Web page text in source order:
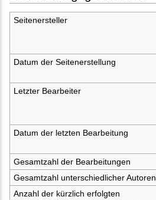
Seitenersteller
Datum der Seitenerstellung
Letzter Bearbeiter
Datum der letzten Bearbeitung
Gesamtzahl der Bearbeitungen
Gesamtzahl unterschiedlicher Autoren
Anzahl der kürzlich erfolgten